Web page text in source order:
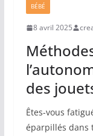
BÉBÉ
8 avril 2025
des
Êtes-vous
éparpillés dans